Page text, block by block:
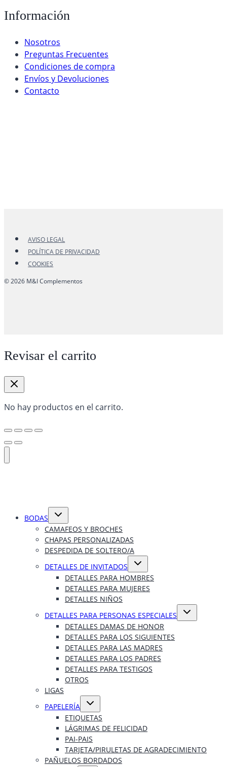
Información
Nosotros
Preguntas Frecuentes
Condiciones de compra
Envíos y Devoluciones
Contacto
AVISO LEGAL
POLÍTICA DE PRIVACIDAD
COOKIES
© 2026 M&I Complementos
Revisar el carrito
No hay productos en el carrito.
BODAS
Alternar
hijo
CAMAFEOS Y BROCHES
CHAPAS PERSONALIZADAS
DESPEDIDA DE SOLTERO/A
DETALLES DE INVITADOS
Alternar
hijo
DETALLES PARA HOMBRES
DETALLES PARA MUJERES
DETALLES NIÑOS
DETALLES PARA PERSONAS ESPECIALES
Alternar
DETALLES DAMAS DE HONOR
DETALLES PARA LOS SIGUIENTES
DETALLES PARA LAS MADRES
DETALLES PARA LOS PADRES
DETALLES PARA TESTIGOS
OTROS
LIGAS
PAPELERÍA
Alternar
hijo
ETIQUETAS
LÁGRIMAS DE FELICIDAD
PAI-PAIS
TARJETA/PIRULETAS DE AGRADECIMIENTO
PAÑUELOS BORDADOS